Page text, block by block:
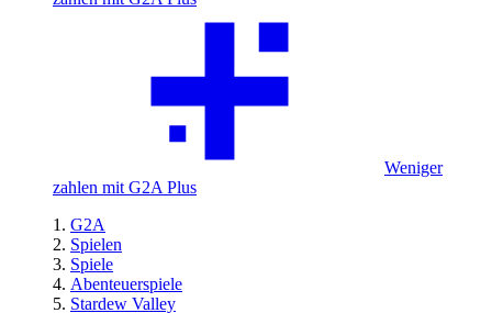
Weniger
zahlen mit G2A Plus
G2A
Spielen
Spiele
Abenteuerspiele
Stardew Valley